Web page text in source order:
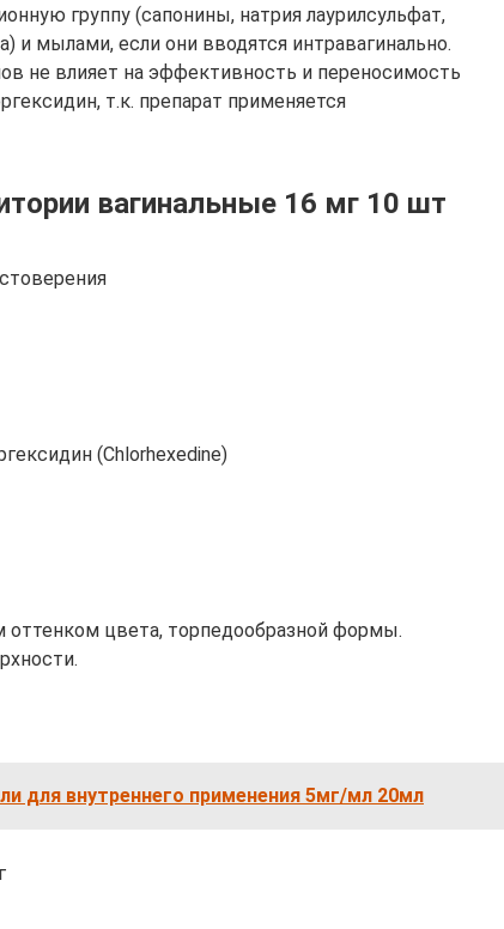
группу (сапонины, натрия лаурилсульфат,
и мылами, если они вводятся интравагинально.
не влияет на эффективность и переносимость
т.к. препарат применяется
вагинальные 16 мг 10 шт
(Chlorhexedine)
оттенком цвета, торпедообразной формы.
для внутреннего применения 5мг/мл 20мл